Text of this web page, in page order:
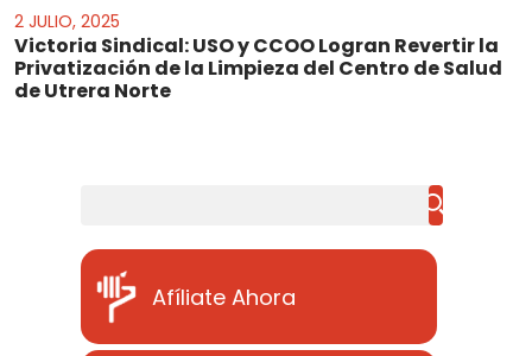
2 JULIO, 2025
Victoria Sindical: USO y CCOO Logran Revertir la
Privatización de la Limpieza del Centro de Salud
de Utrera Norte
Afíliate Ahora